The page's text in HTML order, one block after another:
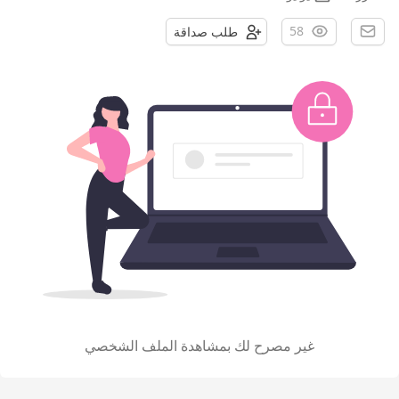
58 طلب صداقة
غير مصرح لك بمشاهدة الملف الشخصي